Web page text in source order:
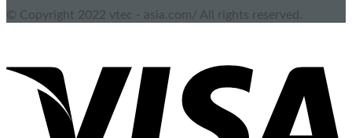
© Copyright 2022 vtec - asia.com/ All rights reserved.